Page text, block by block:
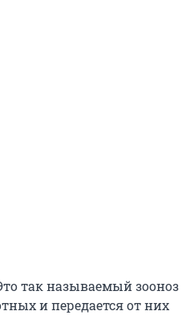
так называемый
и передается от них